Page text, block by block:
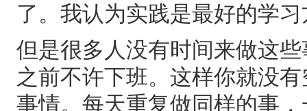
了。我认为实践是最好的学
但是很多人没有时间来做这
之前不许下班。这样你就没
事情。每天重复做同样的事